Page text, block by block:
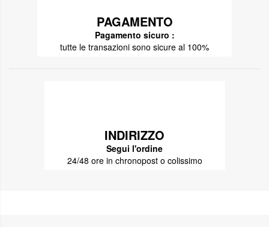
PAGAMENTO
Pagamento sicuro :
tutte le transazioni sono sicure al 100%
INDIRIZZO
Segui l'ordine
24/48 ore in chronopost o colissimo